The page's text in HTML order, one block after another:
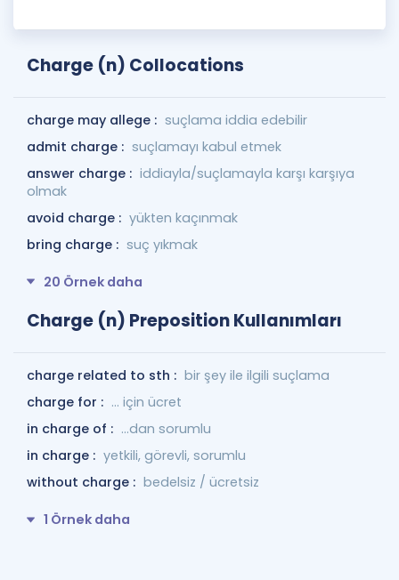
Charge (n) Collocations
charge may allege : suçlama iddia edebilir
admit charge : suçlamayı kabul etmek
answer charge : iddiayla/suçlamayla karşı karşıya
olmak
avoid charge : yükten kaçınmak
bring charge : suç yıkmak
20 Örnek daha
Charge (n) Preposition Kullanımları
charge related to sth : bir şey ile ilgili suçlama
charge for : ... için ücret
in charge of : ...dan sorumlu
in charge : yetkili, görevli, sorumlu
without charge : bedelsiz / ücretsiz
1 Örnek daha